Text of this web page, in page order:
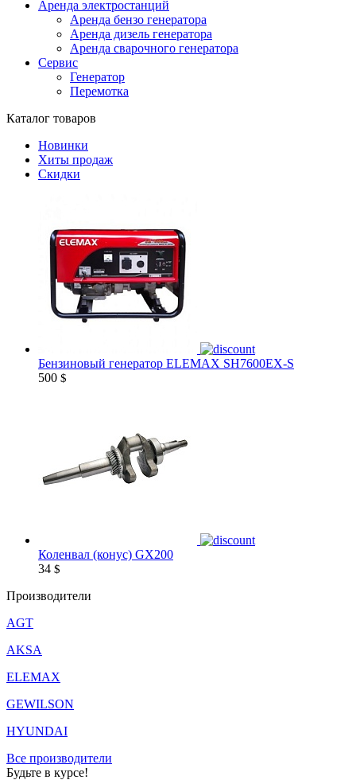
Аренда электростанций
Аренда бензо генератора
Аренда дизель генератора
Аренда сварочного генератора
Сервис
Генератор
Перемотка
Каталог товаров
Новинки
Хиты продаж
Скидки
Бензиновый генератор ELEMAX SH7600EX-S
500 $
Коленвал (конус) GX200
34 $
Производители
AGT
AKSA
ELEMAX
GEWILSON
HYUNDAI
Все производители
Будьте в курсе!